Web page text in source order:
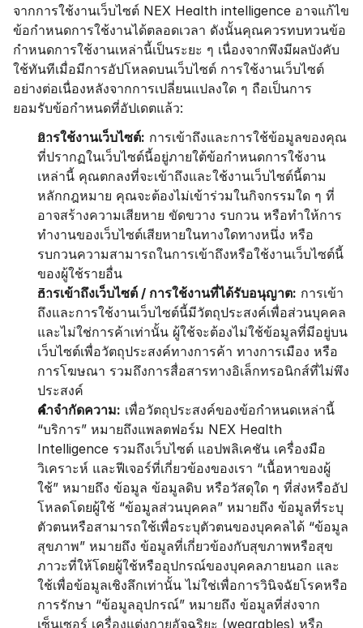
จากการใช้งานเว็บไซต์ NEX Health intelligence อาจแก้ไข
ข้อกำหนดการใช้งานได้ตลอดเวลา ดังนั้นคุณควรทบทวนข้อ
กำหนดการใช้งานเหล่านี้เป็นระยะ ๆ เนื่องจากพึงมีผลบังคับ
ใช้ทันทีเมื่อมีการอัปโหลดบนเว็บไซต์ การใช้งานเว็บไซต์
อย่างต่อเนื่องหลังจากการเปลี่ยนแปลงใด ๆ ถือเป็นการ
ยอมรับข้อกำหนดที่อัปเดตแล้ว:
การใช้งานเว็บไซต์: การเข้าถึงและการใช้ข้อมูลของคุณ
ที่ปรากฏในเว็บไซต์นี้อยู่ภายใต้ข้อกำหนดการใช้งาน
เหล่านี้ คุณตกลงที่จะเข้าถึงและใช้งานเว็บไซต์นี้ตาม
หลักกฎหมาย คุณจะต้องไม่เข้าร่วมในกิจกรรมใด ๆ ที่
อาจสร้างความเสียหาย ขัดขวาง รบกวน หรือทำให้การ
ทำงานของเว็บไซต์เสียหายในทางใดทางหนึ่ง หรือ
รบกวนความสามารถในการเข้าถึงหรือใช้งานเว็บไซต์นี้
ของผู้ใช้รายอื่น
การเข้าถึงเว็บไซต์ / การใช้งานที่ได้รับอนุญาต: การเข้า
ถึงและการใช้งานเว็บไซต์นี้มีวัตถุประสงค์เพื่อส่วนบุคคล
และไม่ใช่การค้าเท่านั้น ผู้ใช้จะต้องไม่ใช้ข้อมูลที่มีอยู่บน
เว็บไซต์เพื่อวัตถุประสงค์ทางการค้า ทางการเมือง หรือ
การโฆษณา รวมถึงการสื่อสารทางอิเล็กทรอนิกส์ที่ไม่พึง
ประสงค์
คำจำกัดความ: เพื่อวัตถุประสงค์ของข้อกำหนดเหล่านี้
“บริการ” หมายถึงแพลตฟอร์ม NEX Health
Intelligence รวมถึงเว็บไซต์ แอปพลิเคชัน เครื่องมือ
วิเคราะห์ และฟีเจอร์ที่เกี่ยวข้องของเรา “เนื้อหาของผู้
ใช้” หมายถึง ข้อมูล ข้อมูลดิบ หรือวัสดุใด ๆ ที่ส่งหรืออัป
โหลดโดยผู้ใช้ “ข้อมูลส่วนบุคคล” หมายถึง ข้อมูลที่ระบุ
ตัวตนหรือสามารถใช้เพื่อระบุตัวตนของบุคคลได้ “ข้อมูล
สุขภาพ” หมายถึง ข้อมูลที่เกี่ยวข้องกับสุขภาพหรือสุข
ภาวะที่ให้โดยผู้ใช้หรืออุปกรณ์ของบุคคลภายนอก และ
ใช้เพื่อข้อมูลเชิงลึกเท่านั้น ไม่ใช่เพื่อการวินิจฉัยโรคหรือ
การรักษา “ข้อมูลอุปกรณ์” หมายถึง ข้อมูลที่ส่งจาก
เซ็นเซอร์ เครื่องแต่งกายอัจฉริยะ (wearables) หรือ